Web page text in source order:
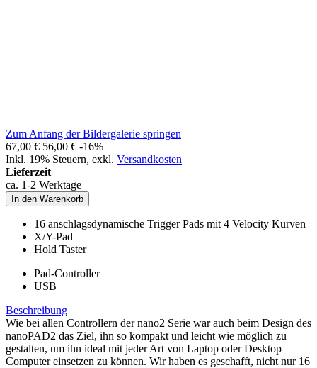
Zum Anfang der Bildergalerie springen
67,00 € 56,00 € -16%
Inkl. 19% Steuern, exkl. Versandkosten
Lieferzeit
ca. 1-2 Werktage
In den Warenkorb
16 anschlagsdynamische Trigger Pads mit 4 Velocity Kurven
X/Y-Pad
Hold Taster
Pad-Controller
USB
Beschreibung
Wie bei allen Controllern der nano2 Serie war auch beim Design des
nanoPAD2 das Ziel, ihn so kompakt und leicht wie möglich zu
gestalten, um ihn ideal mit jeder Art von Laptop oder Desktop
Computer einsetzen zu können. Wir haben es geschafft, nicht nur 16